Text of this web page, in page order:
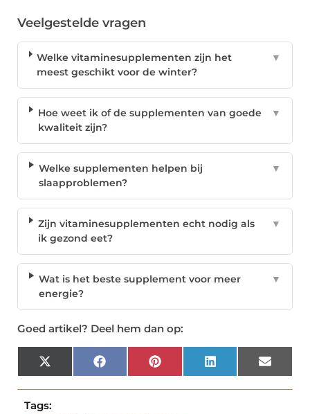
Veelgestelde vragen
Welke vitaminesupplementen zijn het
meest geschikt voor de winter?
▼
Hoe weet ik of de supplementen van goede
kwaliteit zijn?
▼
Welke supplementen helpen bij
slaapproblemen?
▼
Zijn vitaminesupplementen echt nodig als
ik gezond eet?
▼
Wat is het beste supplement voor meer
energie?
▼
Goed artikel? Deel hem dan op:
X
(Twitter)
Facebook Pinterest LinkedIn Email
Tags: